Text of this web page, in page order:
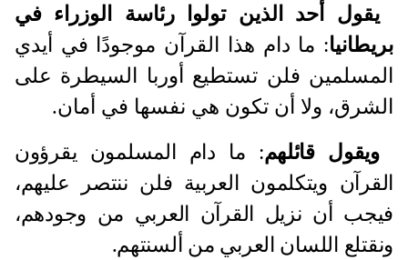
يقول أحد الذين تولوا رئاسة الوزراء في
بريطانيا: ما دام هذا القرآن موجودًا في أيدي
المسلمين فلن تستطيع أوربا السيطرة على
الشرق، ولا أن تكون هي نفسها في أمان.
ويقول قائلهم: ما دام المسلمون يقرؤون
القرآن ويتكلمون العربية فلن ننتصر عليهم،
فيجب أن نزيل القرآن العربي من وجودهم،
ونقتلع اللسان العربي من ألسنتهم.